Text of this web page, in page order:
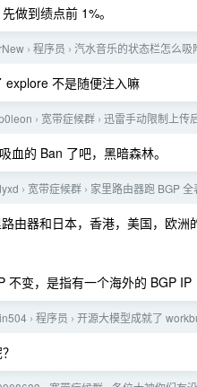
做到绩点前 1%。
› 程序员 › 汽水音乐的状态栏怎么吸
explore 不是随便注入嘛
› 宽带症候群 › 迅雷手动限制上传
血的 Ban 了吧，黑暗森林。
› 宽带症候群 › 家里路由器跑 BGP
由器和日本，香港，美国，欧
不变，是指有一个海外的 BGP IP
› 程序员 › 开源大模型成就了